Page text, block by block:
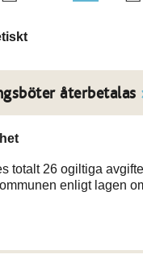
återbetalas
totalt 26 ogiltiga
enligt lagen